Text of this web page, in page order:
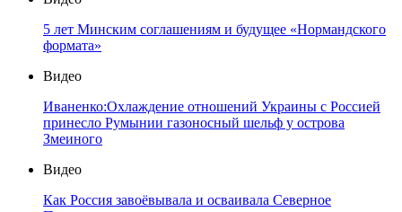
5 лет Минским соглашениям и будущее «Нормандского
формата»
Видео
Иваненко:Охлаждение отношений Украины с Россией
принесло Румынии газоносный шельф у острова
Змеиного
Видео
Как Россия завоёвывала и осваивала Северное